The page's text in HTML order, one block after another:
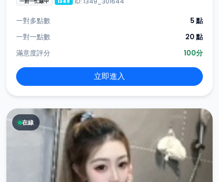
一對多點數
5 點
一對一點數
20 點
滿意度評分
100分
立即進入
在線